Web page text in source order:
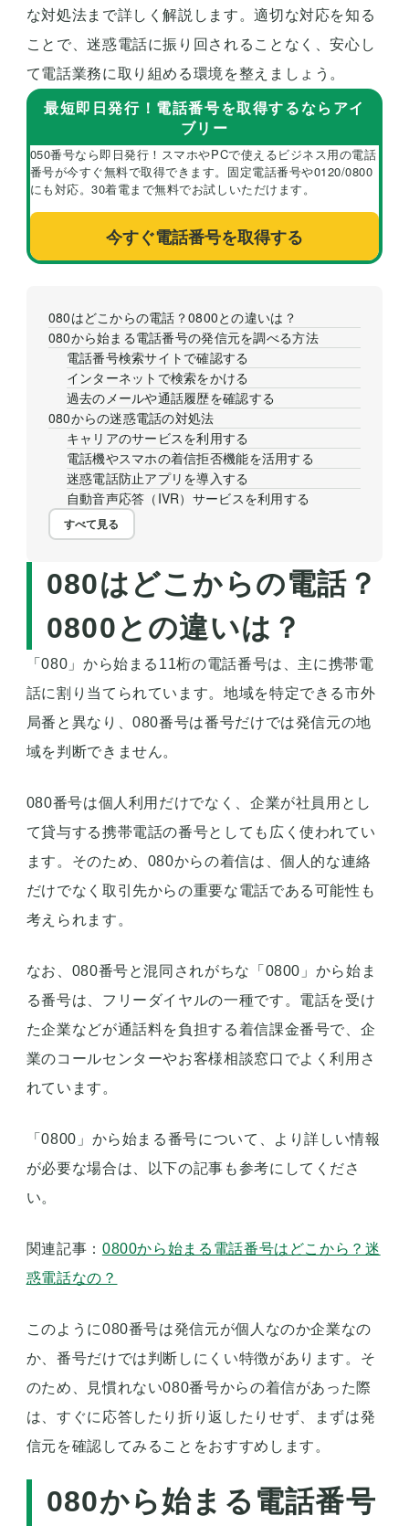
な対処法まで詳しく解説します。適切な対応を知る
ことで、迷惑電話に振り回されることなく、安心し
て電話業務に取り組める環境を整えましょう。
最短即日発行！電話番号を取得するならアイ
ブリー
050番号なら即日発行！スマホやPCで使えるビジネス用の電話
番号が今すぐ無料で取得できます。固定電話番号や0120/0800
にも対応。30着電まで無料でお試しいただけます。
今すぐ電話番号を取得する
080はどこからの電話？0800との違いは？
080から始まる電話番号の発信元を調べる方法
電話番号検索サイトで確認する
インターネットで検索をかける
過去のメールや通話履歴を確認する
080からの迷惑電話の対処法
キャリアのサービスを利用する
電話機やスマホの着信拒否機能を活用する
迷惑電話防止アプリを導入する
自動音声応答（IVR）サービスを利用する
すべて見る
080はどこからの電話？
0800との違いは？
「080」から始まる11桁の電話番号は、主に携帯電
話に割り当てられています。地域を特定できる市外
局番と異なり、080番号は番号だけでは発信元の地
域を判断できません。
080番号は個人利用だけでなく、企業が社員用とし
て貸与する携帯電話の番号としても広く使われてい
ます。そのため、080からの着信は、個人的な連絡
だけでなく取引先からの重要な電話である可能性も
考えられます。
なお、080番号と混同されがちな「0800」から始ま
る番号は、フリーダイヤルの一種です。電話を受け
た企業などが通話料を負担する着信課金番号で、企
業のコールセンターやお客様相談窓口でよく利用さ
れています。
「0800」から始まる番号について、より詳しい情報
が必要な場合は、以下の記事も参考にしてくださ
い。
関連記事： 0800から始まる電話番号はどこから？迷
惑電話なの？
このように080番号は発信元が個人なのか企業なの
か、番号だけでは判断しにくい特徴があります。そ
のため、見慣れない080番号からの着信があった際
は、すぐに応答したり折り返したりせず、まずは発
信元を確認してみることをおすすめします。
080から始まる電話番号